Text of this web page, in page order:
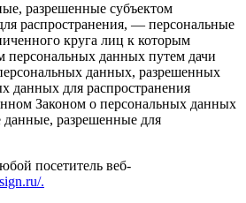
разрешенные субъектом
распространения, — персональные
круга лиц к которым
персональных данных путем дачи
данных, разрешенных
данных для распространения
Законом о персональных данных
разрешенные для
посетитель веб-
.